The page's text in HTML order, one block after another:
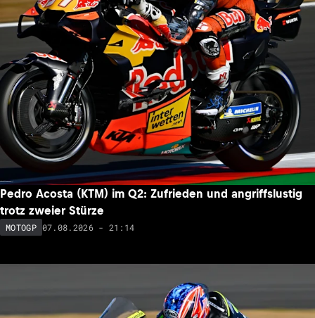
Pedro Acosta (KTM) im Q2: Zufrieden und angriffslustig
trotz zweier Stürze
MOTOGP 07.08.2026 - 21:14